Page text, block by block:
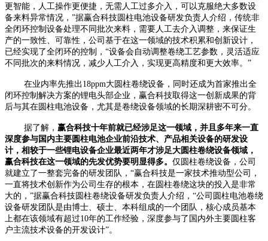
更智能，人工操作更便捷，无需人工过多介入，可以克服绝大多数设
备来料异常情况，”据赢合科技圆柱电池设备研发负责人介绍，传统非
全闭环控制设备处理不同批次来料，需要人工去介入调整，来保证生
产的一致性、可靠性，公司基于在这一领域的技术积累和创新设计，
已经实现了全闭环的控制，“设备会自动调整卷绕工艺参数，灵活适应
不同批次的来料情况，减少人工介入，实现更高精度和更大效率。”
在业内率先推出18ppm大圆柱卷绕设备，同时还成为首家推出全
闭环控制解决方案的锂电头部企业，赢合科技取得这一创新成果的背
后与其在圆柱电池设备，尤其是卷绕设备领域的长期深耕密不可分。
据了解， 赢合科技十年前就已经涉足这一领域，并且多年来一直
深度参与国内主要圆柱电池企业前沿技术、产品相关设备的研发设
计，相较于一些锂电设备企业最近两年才涉足大圆柱卷绕设备领域，
赢合科技在这一领域的先发优势要明显得多。 仅圆柱卷绕设备，公司
就建立了一整套完备的研发团队，“赢合科技是一家技术推动型公司，
一直将技术创新作为公司生存的根本，在圆柱卷绕这块的投入是非常
大的，”据赢合科技圆柱卷绕设备研发负责人介绍，“公司圆柱电池卷绕
设备研发团队是由博士、硕士、本科组成的一个团队，核心成员基本
上都在该领域有超过10年的工作经验，深度参与了国内外主要圆柱客
户主流技术设备的开发设计”。